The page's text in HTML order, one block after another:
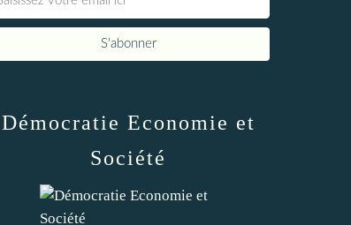
Démocratie Economie et
Société